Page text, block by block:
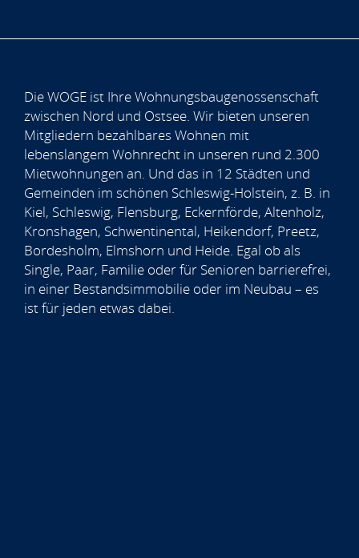
Die WOGE ist Ihre Wohnungsbaugenossenschaft
zwischen Nord und Ostsee. Wir bieten unseren
Mitgliedern bezahlbares Wohnen mit
lebenslangem Wohnrecht in unseren rund 2.300
Mietwohnungen an. Und das in 12 Städten und
Gemeinden im schönen Schleswig-Holstein, z. B. in
Kiel, Schleswig, Flensburg, Eckernförde, Altenholz,
Kronshagen, Schwentinental, Heikendorf, Preetz,
Bordesholm, Elmshorn und Heide. Egal ob als
Single, Paar, Familie oder für Senioren barrierefrei,
in einer Bestandsimmobilie oder im Neubau – es
ist für jeden etwas dabei.